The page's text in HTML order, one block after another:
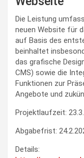
Die Leistung
neuen Website für
auf Basis des
beinhaltet
das grafische
CMS) sowie die
Funktionen zur
Angebote und
Projektlaufzeit:
Abgabefrist:
Details: